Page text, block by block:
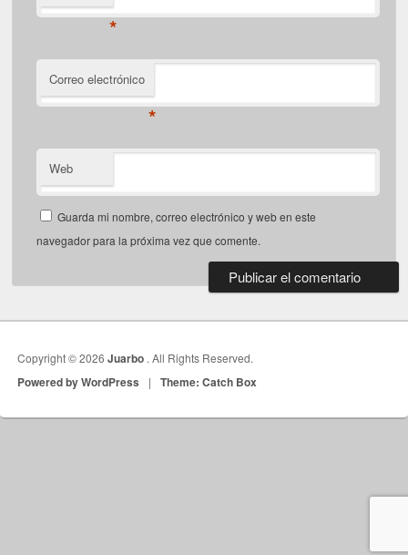
*
Correo electrónico
*
Web
Guarda mi nombre, correo electrónico y web en este
navegador para la próxima vez que comente.
Copyright © 2026Juarbo . All Rights Reserved.
Powered by WordPress | Theme: Catch Box